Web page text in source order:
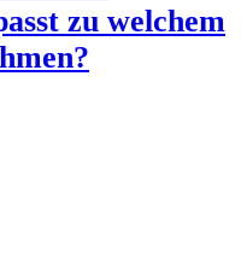
zu welchem